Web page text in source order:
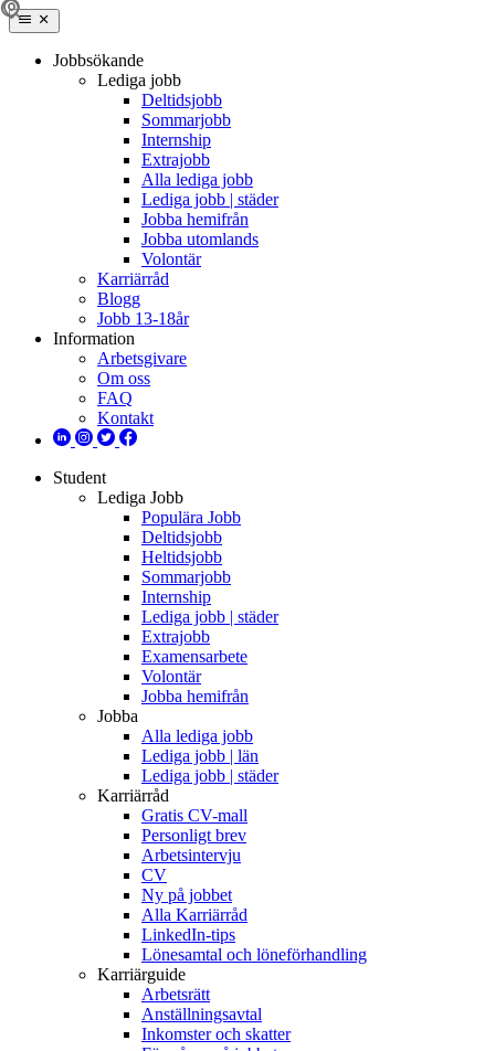
Jobbsökande
Lediga jobb
Deltidsjobb
Sommarjobb
Internship
Extrajobb
Alla lediga jobb
Lediga jobb | städer
Jobba hemifrån
Jobba utomlands
Volontär
Karriärråd
Blogg
Jobb 13-18år
Information
Arbetsgivare
Om oss
FAQ
Kontakt
Student
Lediga Jobb
Populära Jobb
Deltidsjobb
Heltidsjobb
Sommarjobb
Internship
Lediga jobb | städer
Extrajobb
Examensarbete
Volontär
Jobba hemifrån
Jobba
Alla lediga jobb
Lediga jobb | län
Lediga jobb | städer
Karriärråd
Gratis CV-mall
Personligt brev
Arbetsintervju
CV
Ny på jobbet
Alla Karriärråd
LinkedIn-tips
Lönesamtal och löneförhandling
Karriärguide
Arbetsrätt
Anställningsavtal
Inkomster och skatter